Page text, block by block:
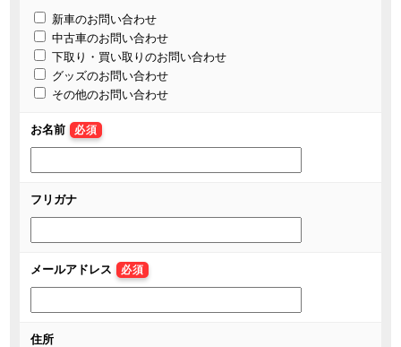
新車のお問い合わせ
中古車のお問い合わせ
下取り・買い取りのお問い合わせ
グッズのお問い合わせ
その他のお問い合わせ
お名前 必須
フリガナ
メールアドレス 必須
住所